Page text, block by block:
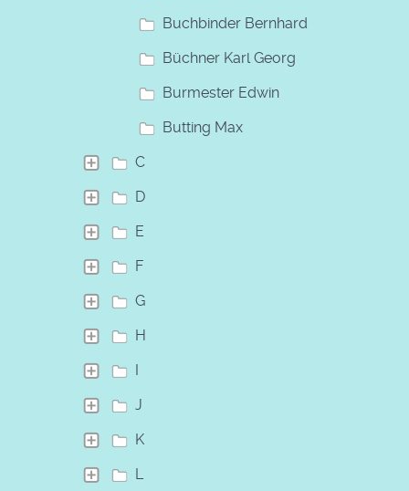
Buchbinder Bernhard
Büchner Karl Georg
Burmester Edwin
Butting Max
C
D
E
F
G
H
I
J
K
L